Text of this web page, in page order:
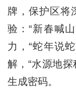
牌，保护区将
验：“新春喊
力，“蛇年说
解，“水源地探
生成密码。